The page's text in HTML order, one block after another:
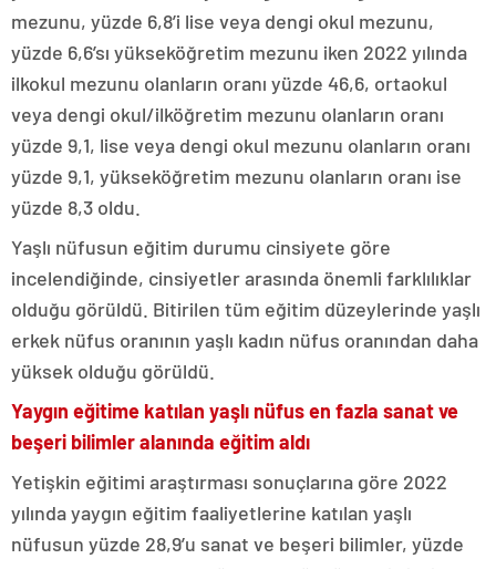
mezunu, yüzde 6,8’i lise veya dengi okul mezunu,
yüzde 6,6’sı yükseköğretim mezunu iken 2022 yılında
ilkokul mezunu olanların oranı yüzde 46,6, ortaokul
veya dengi okul/ilköğretim mezunu olanların oranı
yüzde 9,1, lise veya dengi okul mezunu olanların oranı
yüzde 9,1, yükseköğretim mezunu olanların oranı ise
yüzde 8,3 oldu.
Yaşlı nüfusun eğitim durumu cinsiyete göre
incelendiğinde, cinsiyetler arasında önemli farklılıklar
olduğu görüldü. Bitirilen tüm eğitim düzeylerinde yaşlı
erkek nüfus oranının yaşlı kadın nüfus oranından daha
yüksek olduğu görüldü.
Yaygın eğitime katılan yaşlı nüfus en fazla sanat ve
beşeri bilimler alanında eğitim aldı
Yetişkin eğitimi araştırması sonuçlarına göre 2022
yılında yaygın eğitim faaliyetlerine katılan yaşlı
nüfusun yüzde 28,9’u sanat ve beşeri bilimler, yüzde